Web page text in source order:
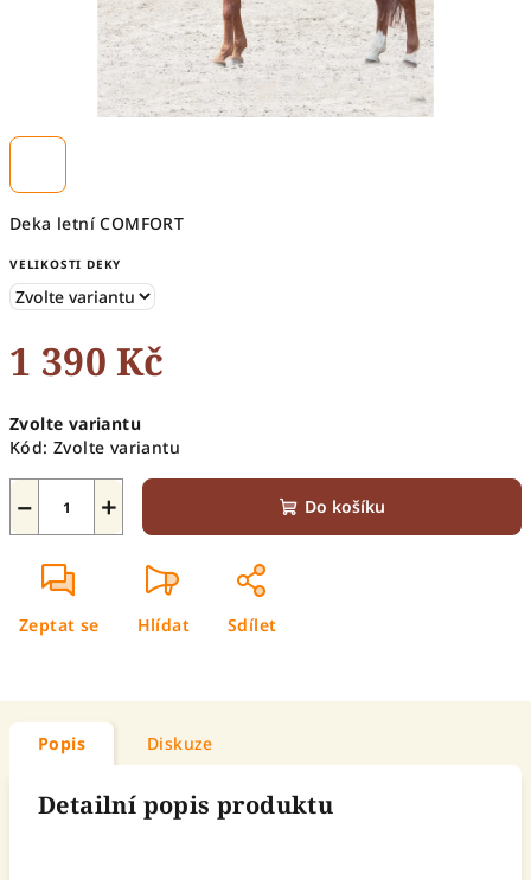
Deka letní COMFORT
VELIKOSTI DEKY
1 390 Kč
cena:
Zvolte variantu
Kód: Zvolte variantu
+
− Do košíku
Zeptat se Hlídat Sdílet
Popis Diskuze
Detailní popis produktu